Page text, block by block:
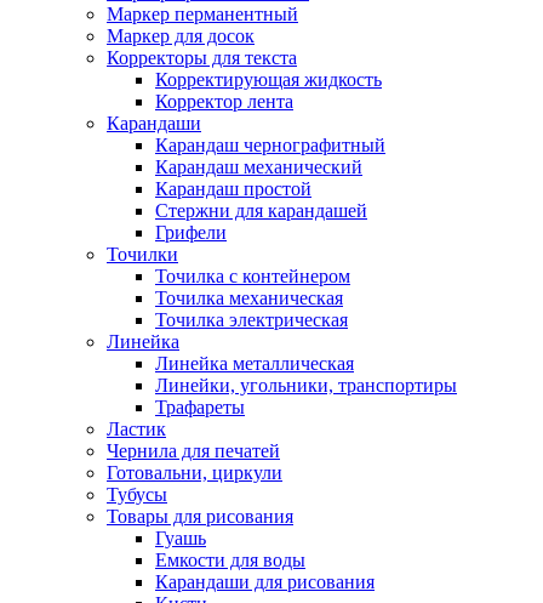
Маркер перманентный
Маркер для досок
Корректоры для текста
Корректирующая жидкость
Корректор лента
Карандаши
Карандаш чернографитный
Карандаш механический
Карандаш простой
Стержни для карандашей
Грифели
Точилки
Точилка с контейнером
Точилка механическая
Точилка электрическая
Линейка
Линейка металлическая
Линейки, угольники, транспортиры
Трафареты
Ластик
Чернила для печатей
Готовальни, циркули
Тубусы
Товары для рисования
Гуашь
Емкости для воды
Карандаши для рисования